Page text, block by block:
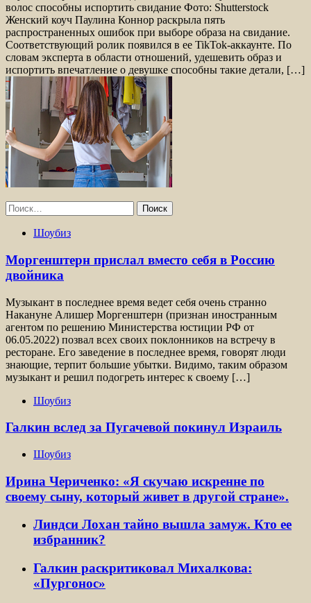
волос способны испортить свидание Фото: Shutterstock
Женский коуч Паулина Коннор раскрыла пять
распространенных ошибок при выборе образа на свидание.
Соответствующий ролик появился в ее TikTok-аккаунте. По
словам эксперта в области отношений, удешевить образ и
испортить впечатление о девушке способны такие детали, […]
Найти:
Шоубиз
Моргенштерн прислал вместо себя в Россию
двойника
Музыкант в последнее время ведет себя очень странно
Накануне Алишер Моргенштерн (признан иностранным
агентом по решению Министерства юстиции РФ от
06.05.2022) позвал всех своих поклонников на встречу в
ресторане. Его заведение в последнее время, говорят люди
знающие, терпит большие убытки. Видимо, таким образом
музыкант и решил подогреть интерес к своему […]
Шоубиз
Галкин вслед за Пугачевой покинул Израиль
Шоубиз
Ирина Чериченко: «Я скучаю искренне по
своему сыну, который живет в другой стране».
Линдси Лохан тайно вышла замуж. Кто ее
избранник?
Галкин раскритиковал Михалкова:
«Пургонос»